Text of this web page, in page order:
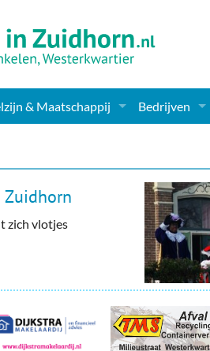
& Maatschappij
& jeugd
Bedrijven
Verzorging
Dieren &
Horeca &
Vervoer,
Zuidhorn
zich vlotjes